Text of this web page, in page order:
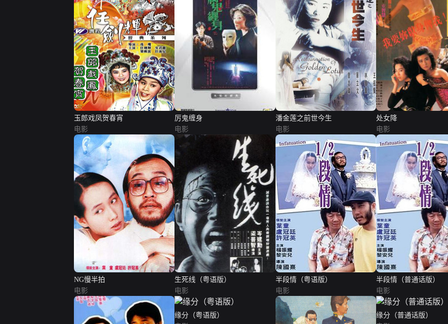
玉郎戏凤贺春宵
电影
厉鬼缠身
电影
潘金莲之前世今生
电影
处女降
电影
NG慢半拍
电影
生死线（粤语版）
电影
半段情（粤语版）
电影
半段情（普通话版）
电影
缘分（粤语版）
缘分（普通话版）